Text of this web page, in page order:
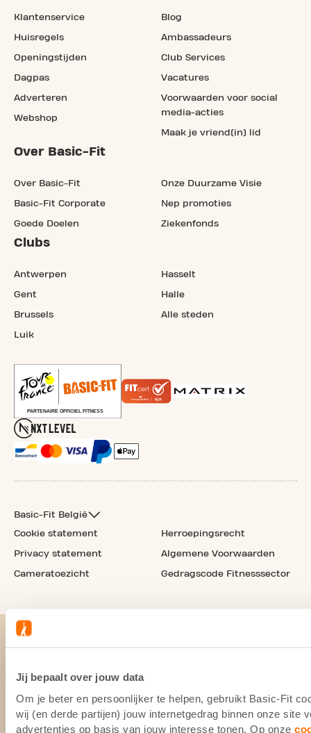
Jij bepaalt over jouw data
Om je beter en persoonlijker te helpen, gebruikt Basic-Fit
wij (en derde partijen) jouw internetgedrag binnen onze site
advertenties op basis van jouw interesse tonen. Op onze
Klantenservice
Huisregels
Openingstijden
Dagpas
Adverteren
Webshop
Blog
Ambassadeurs
Club Services
Vacatures
Voorwaarden voor social
media-acties
Maak je vriend(in) lid
Over Basic-Fit
Over Basic-Fit
Basic-Fit Corporate
Goede Doelen
Onze Duurzame Visie
Nep promoties
Ziekenfonds
Clubs
Antwerpen
Gent
Brussels
Luik
Hasselt
Halle
Alle steden
Basic-Fit België
Cookie statement
Privacy statement
Cameratoezicht
Herroepingsrecht
Algemene Voorwaarden
Gedragscode Fitnesssector